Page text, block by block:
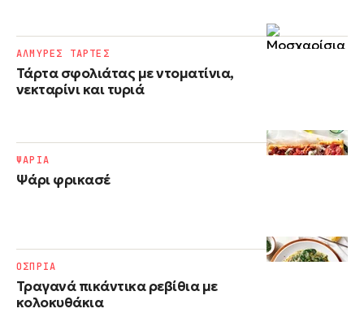
Τάρτα σφολιάτας με ντοματίνια,
νεκταρίνι και τυριά
ΑΛΜΥΡΕΣ ΤΑΡΤΕΣ
Ψάρι φρικασέ
ΨΑΡΙΑ
Τραγανά πικάντικα ρεβίθια με
κολοκυθάκια
ΟΣΠΡΙΑ